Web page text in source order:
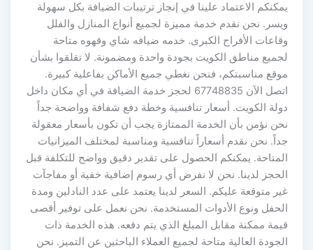
يمكنكم الاعتماد علينا في إنجاز ترتيبات الضيافة بكل سهولة
ويسر. نحن نقدم خدمة مميزة لجميع أنواع المنازل والفلل
وقاعات الأفراح الكبرى. خدمه ضيافه شاي وقهوه متاحة
لجميع مناطق الكويت بجودة واحدة ومضمونة. لا تقلقوا بشأن
موقع مناسبتكم، فنحن نغطي جميع الأماكن بفاعلية كبيرة.
اتصل الآن 67748835 لحجز خدمة الضيافة في أي مكان داخل
دولة الكويت. أسعار تنافسية وخطة دفع شفافة وواضحة جداً
نحن نؤمن بأن الخدمة الممتازة يجب أن تكون بأسعار معقولة
جداً. نحن نقدم أسعاراً تنافسية ومناسبة لمختلف الميزانيات
المتاحة. يمكنكم الحصول على تقدير دقيق وواضح للتكلفة قبل
الحجز لدينا. نحن لا نفرض أي رسوم إضافية خفية أو مفاجآت
غير متوقعة عليكم. السعر لدينا يعتمد على عدد النادلين ومدة
الحفل ونوع الأدوات المستخدمة. نحن نعمل على توفير أقصى
قيمة ممكنة مقابل المبلغ الذي يتم دفعه. هذه الخدمة ذات
الجودة العالية متاحة لجميع العملاء الباحثين عن التميز. نحن